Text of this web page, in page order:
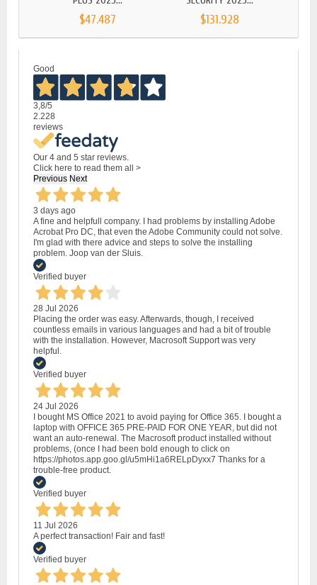
$47.487 $131.928
Good
3,8/5
2.228
reviews
Our 4 and 5 star reviews.
Click here to read them all >
Previous Next
3 days ago
A fine and helpfull company. I had problems by installing Adobe
Acrobat Pro DC, that even the Adobe Community could not solve.
I'm glad with there advice and steps to solve the installing
problem. Joop van der Sluis.
Verified buyer
28 Jul 2026
Placing the order was easy. Afterwards, though, I received
countless emails in various languages and had a bit of trouble
with the installation. However, Macrosoft Support was very
helpful.
Verified buyer
24 Jul 2026
I bought MS Office 2021 to avoid paying for Office 365. I bought a
laptop with OFFICE 365 PRE-PAID FOR ONE YEAR, but did not
want an auto-renewal. The Macrosoft product installed without
problems, (once I had been bold enough to click on
https://photos.app.goo.gl/u5mHi1a6RELpDyxx7 Thanks for a
trouble-free product.
Verified buyer
11 Jul 2026
A perfect transaction! Fair and fast!
Verified buyer